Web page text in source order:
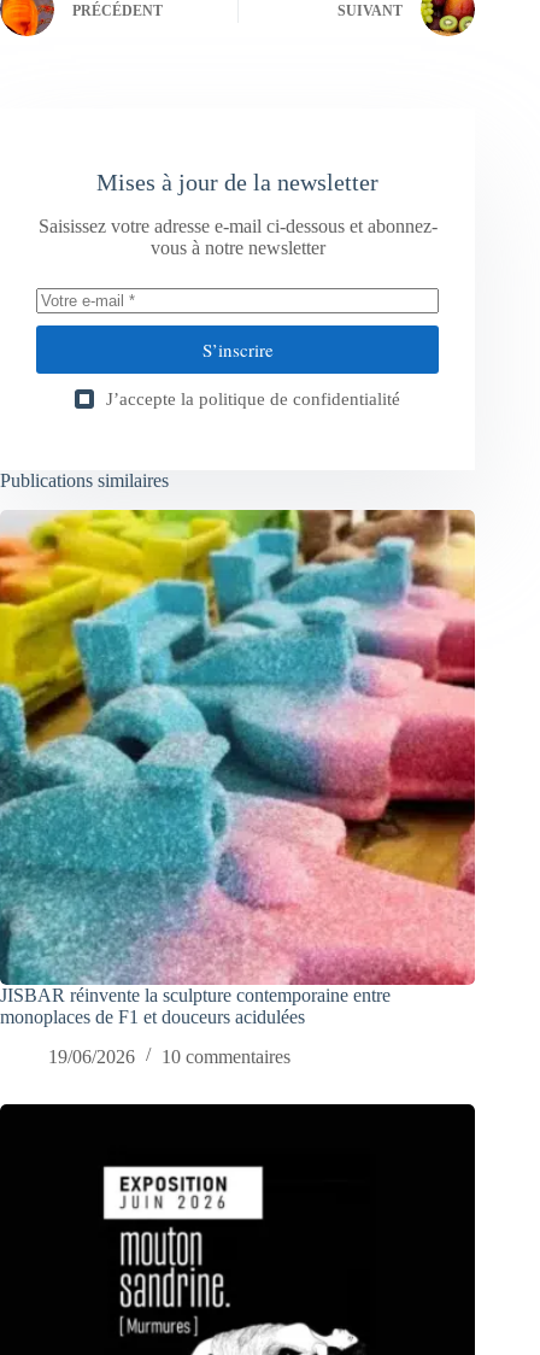
PRÉCÉDENT SUIVANT
Mises à jour de la newsletter
Saisissez votre adresse e-mail ci-dessous et abonnez-
vous à notre newsletter
S’inscrire
J’accepte la politique de confidentialité
Publications similaires
JISBAR réinvente la sculpture contemporaine entre
monoplaces de F1 et douceurs acidulées
19/06/2026
10 commentaires